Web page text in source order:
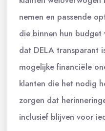
nemen en passende
die binnen hun budget
dat DELA transparant
mogelijke financiële
klanten die het nodig
zorgen dat
inclusief blijven voor